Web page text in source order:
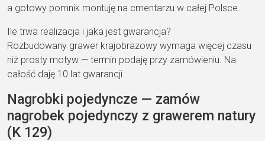
a gotowy pomnik montuję na cmentarzu w całej Polsce.
Ile trwa realizacja i jaka jest gwarancja?
Rozbudowany grawer krajobrazowy wymaga więcej czasu
niż prosty motyw — termin podaję przy zamówieniu. Na
całość daję 10 lat gwarancji.
Nagrobki pojedyncze — zamów
nagrobek pojedynczy z grawerem natury
(K 129)